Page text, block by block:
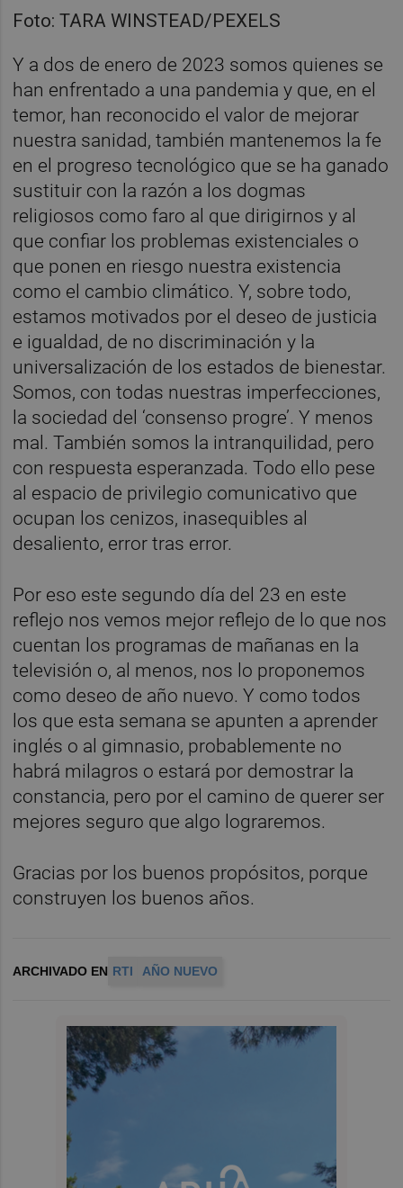
Foto: TARA WINSTEAD/PEXELS
Y a dos de enero de 2023 somos quienes se
han enfrentado a una pandemia y que, en el
temor, han reconocido el valor de mejorar
nuestra sanidad, también mantenemos la fe
en el progreso tecnológico que se ha ganado
sustituir con la razón a los dogmas
religiosos como faro al que dirigirnos y al
que confiar los problemas existenciales o
que ponen en riesgo nuestra existencia
como el cambio climático. Y, sobre todo,
estamos motivados por el deseo de justicia
e igualdad, de no discriminación y la
universalización de los estados de bienestar.
Somos, con todas nuestras imperfecciones,
la sociedad del ‘consenso progre’. Y menos
mal. También somos la intranquilidad, pero
con respuesta esperanzada. Todo ello pese
al espacio de privilegio comunicativo que
ocupan los cenizos, inasequibles al
desaliento, error tras error.
Por eso este segundo día del 23 en este
reflejo nos vemos mejor reflejo de lo que nos
cuentan los programas de mañanas en la
televisión o, al menos, nos lo proponemos
como deseo de año nuevo. Y como todos
los que esta semana se apunten a aprender
inglés o al gimnasio, probablemente no
habrá milagros o estará por demostrar la
constancia, pero por el camino de querer ser
mejores seguro que algo lograremos.
Gracias por los buenos propósitos, porque
construyen los buenos años.
ARCHIVADO EN RTI AÑO NUEVO